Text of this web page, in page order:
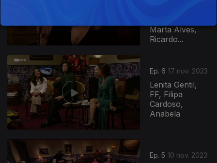
Marta Alves,
Ricardo...
Ep. 6 17 nov. 2023
Lenita Gentil,
FF, Filipa
Cardoso,
Anabela
Ep. 5 10 nov. 2023